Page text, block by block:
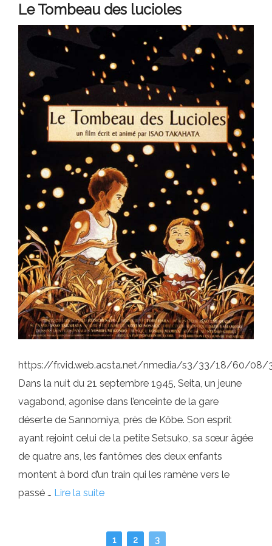
Le Tombeau des lucioles
https://fr.vid.web.acsta.net/nmedia/s3/33/18/60/08/
Dans la nuit du 21 septembre 1945, Seita, un jeune
vagabond, agonise dans l’enceinte de la gare
déserte de Sannomiya, près de Kôbe. Son esprit
ayant rejoint celui de la petite Setsuko, sa sœur âgée
de quatre ans, les fantômes des deux enfants
montent à bord d’un train qui les ramène vers le
passé … Lire la suite
1 2 3